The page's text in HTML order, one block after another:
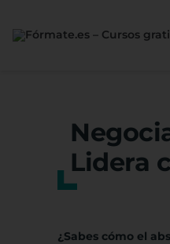
Lidera
¿Sabes cómo el